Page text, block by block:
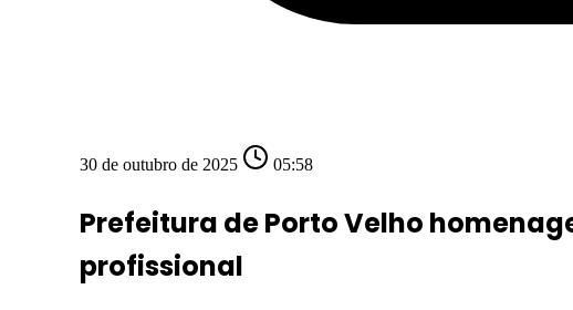
30 de outubro de 2025 05:58
Prefeitura de Porto Velho
profissional